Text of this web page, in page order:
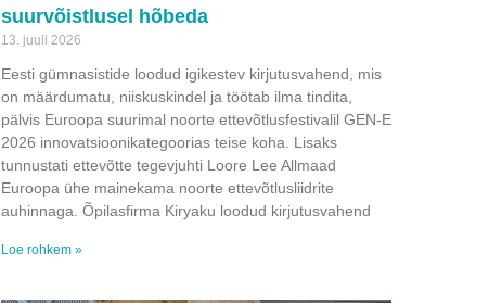
suurvõistlusel hõbeda
13. juuli 2026
Eesti gümnasistide loodud igikestev kirjutusvahend, mis
on määrdumatu, niiskuskindel ja töötab ilma tindita,
pälvis Euroopa suurimal noorte ettevõtlusfestivalil GEN-E
2026 innovatsioonikategoorias teise koha. Lisaks
tunnustati ettevõtte tegevjuhti Loore Lee Allmaad
Euroopa ühe mainekama noorte ettevõtlusliidrite
auhinnaga. Õpilasfirma Kiryaku loodud kirjutusvahend
Loe rohkem »